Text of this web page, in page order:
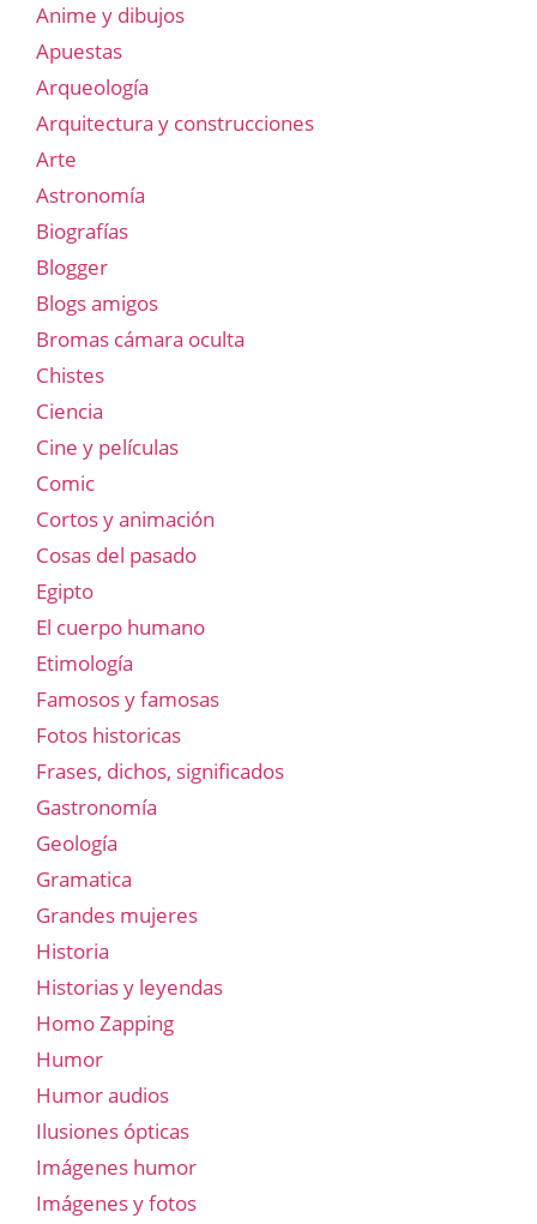
Anime y dibujos
Apuestas
Arqueología
Arquitectura y construcciones
Arte
Astronomía
Biografías
Blogger
Blogs amigos
Bromas cámara oculta
Chistes
Ciencia
Cine y películas
Comic
Cortos y animación
Cosas del pasado
Egipto
El cuerpo humano
Etimología
Famosos y famosas
Fotos historicas
Frases, dichos, significados
Gastronomía
Geología
Gramatica
Grandes mujeres
Historia
Historias y leyendas
Homo Zapping
Humor
Humor audios
Ilusiones ópticas
Imágenes humor
Imágenes y fotos